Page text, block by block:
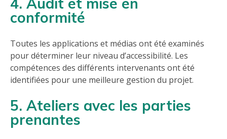
conformité
Toutes les applications et médias ont été examinés
pour déterminer leur niveau d’accessibilité. Les
compétences des différents intervenants ont été
identifiées pour une meilleure gestion du projet.
5. Ateliers avec les parties
prenantes